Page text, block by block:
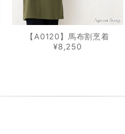
【A0120】馬布割烹着
¥8,250